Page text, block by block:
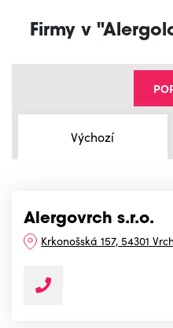
Firmy v
Výchozí
Alergovrch s.r.o.
Krkonošská 157, 54301